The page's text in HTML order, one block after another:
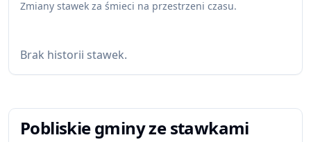
Zmiany stawek za śmieci na przestrzeni czasu.
Brak historii stawek.
Pobliskie gminy ze stawkami